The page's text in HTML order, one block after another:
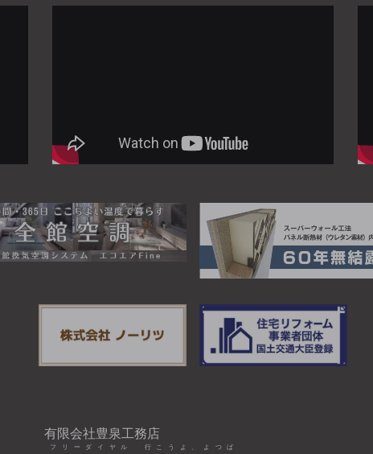
有限会社豊泉工務店
フリーダイヤル 行こうよ、よつば